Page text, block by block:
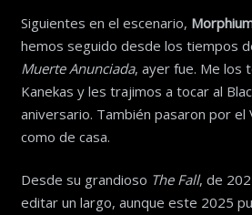
Siguientes en el escenario,
hemos seguido desde los tiempos
Muerte Anunciada, ayer fue. Me los
Kanekas y les trajimos a tocar al
aniversario. También pasaron por el
como de casa.
Desde su grandioso The Fall, de
editar un largo, aunque este 2025